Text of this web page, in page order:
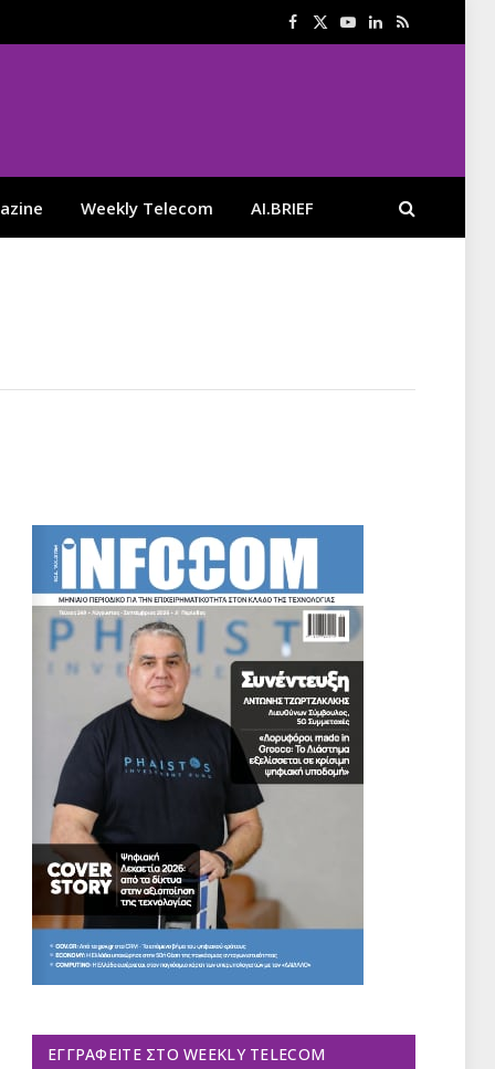
Facebook
X
YouTube
LinkedIn
RSS
Weekly Telecom AI.BRIEF
ΕΓΓΡΑΦΕΊΤΕ ΣΤΟ WEEKLY TELECOM